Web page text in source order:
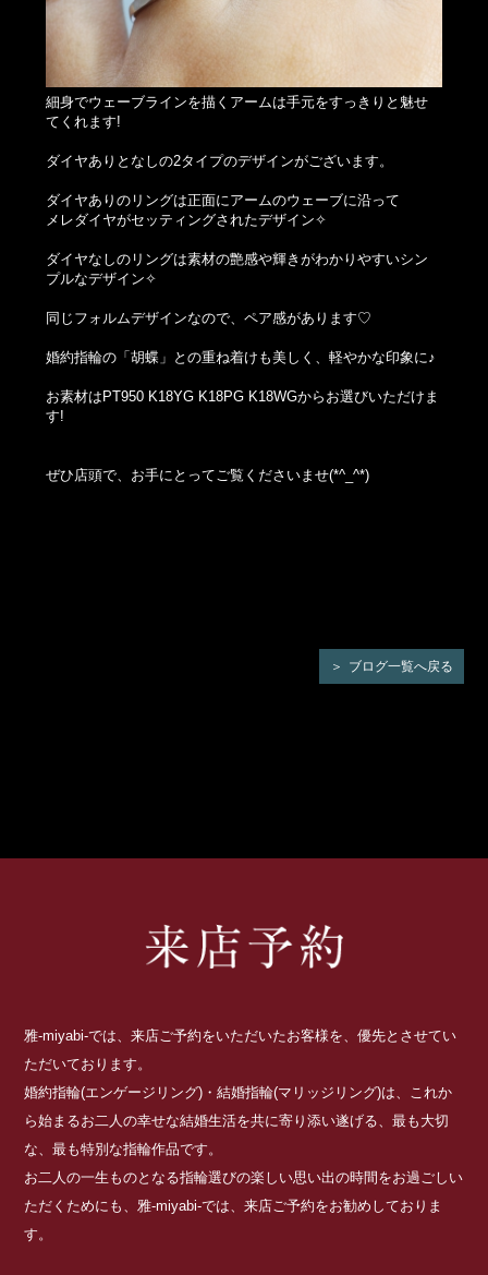
細身でウェーブラインを描くアームは手元をすっきりと魅せ
てくれます!
ダイヤありとなしの2タイプのデザインがございます。
ダイヤありのリングは正面にアームのウェーブに沿って
メレダイヤがセッティングされたデザイン✧
ダイヤなしのリングは素材の艶感や輝きがわかりやすいシン
プルなデザイン✧
同じフォルムデザインなので、ペア感があります♡
婚約指輪の「胡蝶」との重ね着けも美しく、軽やかな印象に♪
お素材はPT950 K18YG K18PG K18WGからお選びいただけま
す!
ぜひ店頭で、お手にとってご覧くださいませ(*^_^*)
ブログ一覧へ戻る
雅-miyabi-では、来店ご予約をいただいたお客様を、優先とさせてい
ただいております。
婚約指輪(エンゲージリング)・結婚指輪(マリッジリング)は、これか
ら始まるお二人の幸せな結婚生活を共に寄り添い遂げる、最も大切
な、最も特別な指輪作品です。
お二人の一生ものとなる指輪選びの楽しい思い出の時間をお過ごしい
ただくためにも、雅-miyabi-では、来店ご予約をお勧めしておりま
す。